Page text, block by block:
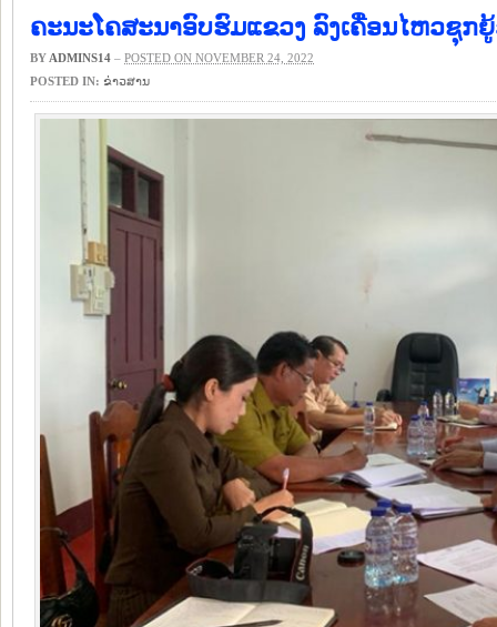
ຄະນະໂຄສະນາອົບຮົມແຂວງ ລົງເຄື່ອນໄຫວຊຸກ
BY ADMINS14 – POSTED ON NOVEMBER 24, 2022
POSTED IN: ​ຂ່າວ​ສານ